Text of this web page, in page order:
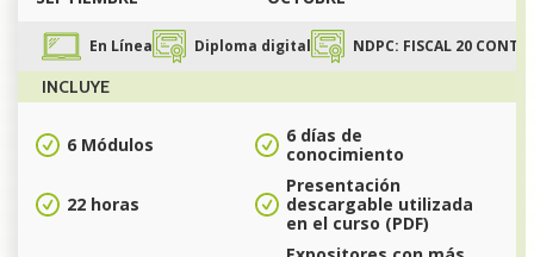
En Línea Diploma digital NDPC: FISCAL 20
INCLUYE
6 Módulos
6 días de
conocimiento
22 horas
Presentación
descargable utilizada
en el curso (PDF)